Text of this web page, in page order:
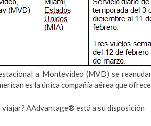
a Montevideo (MVD) se
es la única compañía aérea que
viajar? AAdvantage® está a su disposición